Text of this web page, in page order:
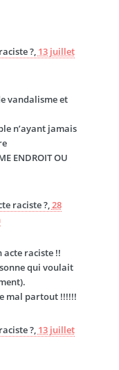
?, 13 juillet
vandalisme et
n’ayant jamais
ENDROIT OU
raciste ?,28
acte raciste !!
qui voulait
mal partout !!!!!!
?, 13 juillet